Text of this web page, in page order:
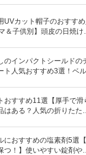
UVカット帽子のおすすめ
＆子供別】頭皮の日焼け
のインパクトシールドの
ト人気おすすめ3選！ベ
おすすめ11選【厚手で滑
はある？人気の折りたた
におすすめの塩素剤5選
つ！】使いやすい錠剤や